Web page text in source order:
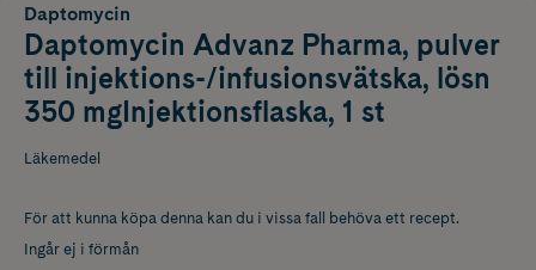
Daptomycin
Daptomycin Advanz Pharma, pulver
till injektions-/infusionsvätska, lösn
350 mgInjektionsflaska, 1 st
Läkemedel
För att kunna köpa denna kan du i vissa fall behöva ett recept.
Ingår ej i förmån